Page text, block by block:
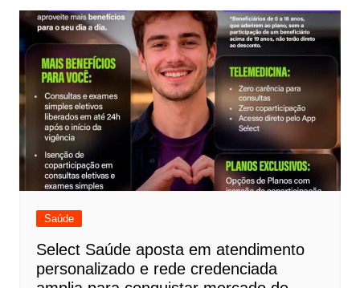
Saúde
Select Saúde aposta em atendimento
personalizado e rede credenciada